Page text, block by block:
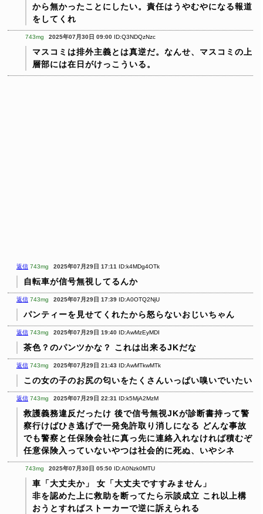
から無かったことにしたい。責任はうやむやになる報道
をしてくれ
743mg 2025年07月30日 09:00 ID:Q3NDQzNzc
マスコミは排外主義とは真逆だ。なんせ、マスコミの上
層部には在日がけっこういる。
返信 743mg 2025年07月29日 17:11 ID:k4MDg4OTk
自転車が信号無視してるんか
返信 743mg 2025年07月29日 17:39 ID:A0OTQ2NjU
パンティーを見せてくれたから怒らないおじいちゃん
返信 743mg 2025年07月29日 19:40 ID:AwMzEyMDI
茶色？のパンツかな？ これは出来るJKだな
返信 743mg 2025年07月29日 21:43 ID:AwMTkwMTk
この女の子のお尻の匂いをたくさんいっぱい嗅いでいたい
返信 743mg 2025年07月29日 22:31 ID:k5MjA2MzM
救護義務違反だったけ 後で信号無視JKが診断書持って警
察行けばひき逃げで一発免許取り消しになる どんな事故
でも警察と任保険会社に真っ先に連絡入れなければ積むぞ
任意保険入っていないやつは社会的に死ぬ、いやシネ
743mg 2025年07月30日 05:50 ID:A0Nzk0MTU
車「大丈夫か」
女「大丈夫ですすみません」
非を認めた上に救助を断ってたら示談成立 これ以上構
おうとすればストーカーで逆に訴えられる